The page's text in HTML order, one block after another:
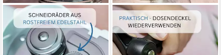
WESTMARK
Dosenöffner /
Sicherheitsdosenöffner, mit
Zange, Länge: 18 cm, Klu
WESTMARK
Dosenöffner /
Sicherheitsdosenöffner, mit
Zange und Hebel, Länge: 17,5